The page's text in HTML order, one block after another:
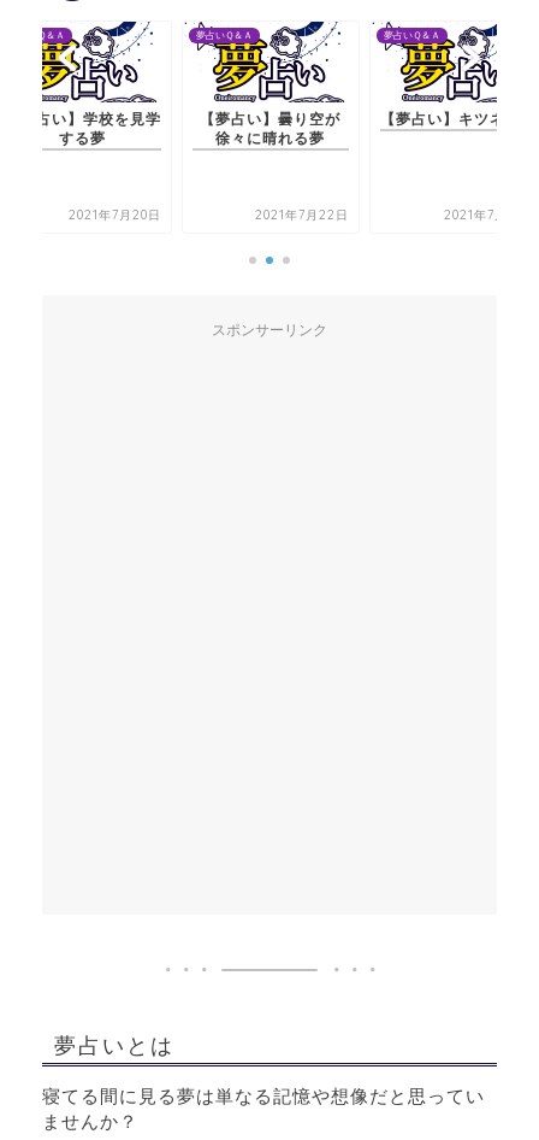
夢占いＱ＆Ａ
【夢占い】学校を見学
する夢
2021年7月20日
夢占いＱ＆Ａ
【夢占い】曇り空が
徐々に晴れる夢
2021年7月22日
夢占いＱ＆Ａ
【夢占い】キツネの夢
2021年7月20日
スポンサーリンク
夢占いとは
寝てる間に見る夢は単なる記憶や想像だと思ってい
ませんか？